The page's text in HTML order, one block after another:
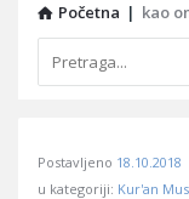
Početna | kao
Učene
Postavljeno 18.10.2018
u kategoriji: Kur'an